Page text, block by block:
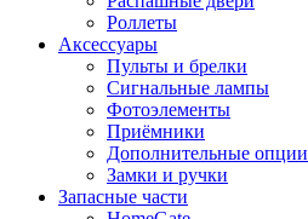
Роллеты
Аксессуары
Пульты и брелки
Сигнальные лампы
Фотоэлементы
Приёмники
Дополнительные опции
Замки и ручки
Запасные части